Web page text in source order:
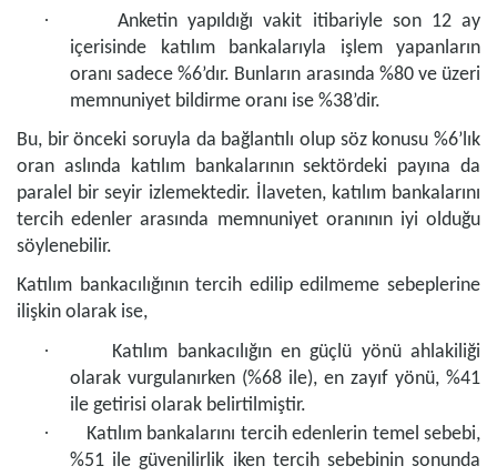
·
Anketin yapıldığı vakit itibariyle son 12 ay
içerisinde katılım bankalarıyla işlem yapanların
oranı sadece %6’dır. Bunların arasında %80 ve üzeri
memnuniyet bildirme oranı ise %38’dir.
Bu, bir önceki soruyla da bağlantılı olup söz konusu %6’lık
oran aslında katılım bankalarının sektördeki payına da
paralel bir seyir izlemektedir. İlaveten, katılım bankalarını
tercih edenler arasında memnuniyet oranının iyi olduğu
söylenebilir.
Katılım bankacılığının tercih edilip edilmeme sebeplerine
ilişkin olarak ise,
·
Katılım bankacılığın en güçlü yönü ahlakiliği
olarak vurgulanırken (%68 ile), en zayıf yönü, %41
ile getirisi olarak belirtilmiştir.
·
Katılım bankalarını tercih edenlerin temel sebebi,
%51 ile güvenilirlik iken tercih sebebinin sonunda